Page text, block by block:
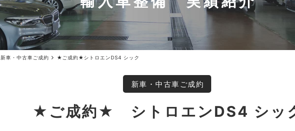
新車・中古車ご成約 ★ご成約★シトロエンDS4 シック
新車・中古車ご成約
★ご成約★ シトロエンDS4 シッ